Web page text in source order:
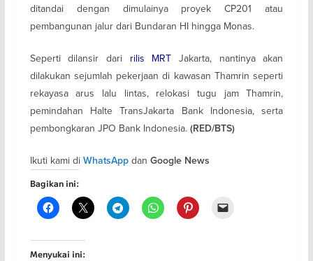
ditandai dengan dimulainya proyek CP201 atau
pembangunan jalur dari Bundaran HI hingga Monas.
Seperti dilansir dari rilis MRT Jakarta, nantinya akan
dilakukan sejumlah pekerjaan di kawasan Thamrin seperti
rekayasa arus lalu lintas, relokasi tugu jam Thamrin,
pemindahan Halte TransJakarta Bank Indonesia, serta
pembongkaran JPO Bank Indonesia. (RED/BTS)
Ikuti kami di WhatsAppdan Google News
Bagikan ini:
Menyukai ini: